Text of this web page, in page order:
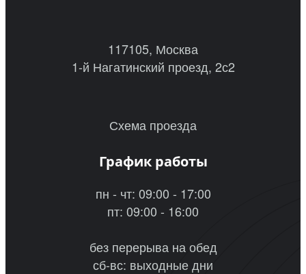
117105, Москва
1-й Нагатинский проезд, 2с2
Схема проезда
График работы
пн - чт: 09:00 - 17:00
пт: 09:00 - 16:00
без перерыва на обед
сб-вс: выходные дни